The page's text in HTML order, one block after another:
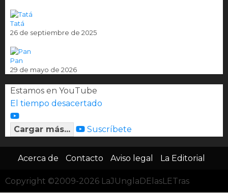
Tatá
26 de septiembre de 2025
Pan
29 de mayo de 2026
Estamos en YouTube
El tiempo desacertado
Cargar más... Suscríbete
Acerca de Contacto Aviso legal La Editorial
Copyright ©2009-2026 LaJUnglaDElasLETras